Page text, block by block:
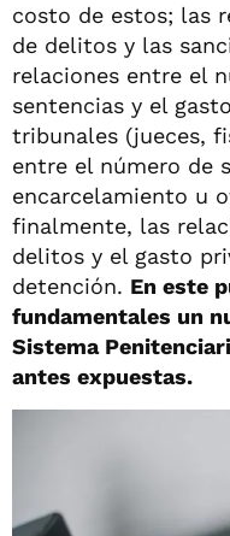
costo de estos; las
de delitos y las
relaciones entre el
sentencias y el
tribunales (jueces,
entre el número de
encarcelamiento u
finalmente, las
delitos y el gasto
detención. En este
fundamentales un
Sistema
antes expuestas.